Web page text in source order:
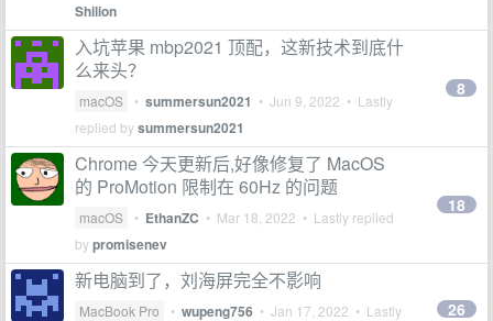
Shilion
入坑苹果 mbp2021 顶配，这新技术到底什
么来头？
macOS • summersun2021 • Jun 9, 2022 • Lastly
replied bysummersun2021
8
Chrome 今天更新后,好像修复了 MacOS
的 ProMotion 限制在 60Hz 的问题
macOS • EthanZC • Mar 18, 2022 • Lastly replied
bypromisenev
18
新电脑到了，刘海屏完全不影响
MacBook Pro • wupeng756 • Jan 17, 2022 • Lastly 26